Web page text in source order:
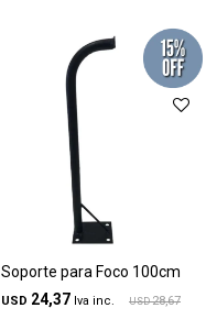
Soporte para Foco 100cm
USD 24,37 USD 28,67